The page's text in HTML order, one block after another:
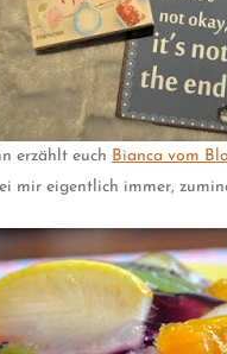
erzählt euch Bianca vom
mir eigentlich immer,